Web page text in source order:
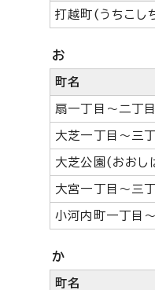
打越町(うちこし
お
町名
扇一丁目～二丁
大芝一丁目～三
大芝公園(おおし
大宮一丁目～三
小河内町一丁目
か
町名